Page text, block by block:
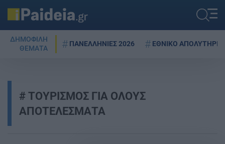
ΔΗΜΟΦΙΛΗ
ΘΕΜΑΤΑ
ΠΑΝΕΛΛΗΝΙΕΣ 2026 ΕΘΝΙΚΟ ΑΠΟΛΥΤΗΡΙΟ
ΤΟΥΡΙΣΜΟΣ ΓΙΑ ΟΛΟΥΣ
ΑΠΟΤΕΛΕΣΜΑΤΑ